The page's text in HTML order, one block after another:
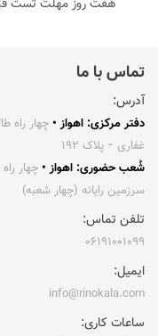
هفت روز مهلت تست
تماس با ما
آدرس:
دفتر مرکزی: اهواز • چهار راه
غفاری ⁃ پلاک ۱۹۲
شُعب حضوری: اهواز • چهار
سرزمین رایانه (چهار شعبه)
تلفن تماس:
۰۶۱۹۱۰۰۱۰۹۹
ایمیل:
info@rinokala.com
ساعات کاری: